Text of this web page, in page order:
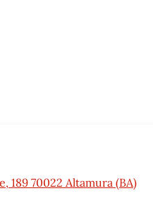
189 70022 Altamura (BA)